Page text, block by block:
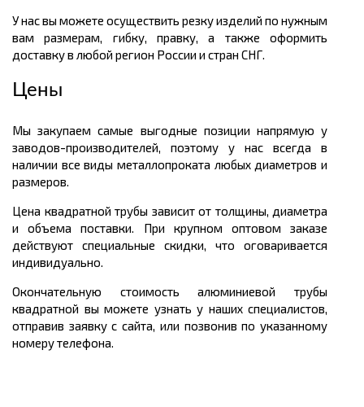
У нас вы можете осуществить резку изделий по нужным
вам размерам, гибку, правку, а также оформить
доставку в любой регион России и стран СНГ.
Цены
Мы закупаем самые выгодные позиции напрямую у
заводов-производителей, поэтому у нас всегда в
наличии все виды металлопроката любых диаметров и
размеров.
Цена квадратной трубы зависит от толщины, диаметра
и объема поставки. При крупном оптовом заказе
действуют специальные скидки, что оговаривается
индивидуально.
Окончательную стоимость алюминиевой трубы
квадратной вы можете узнать у наших специалистов,
отправив заявку с сайта, или позвонив по указанному
номеру телефона.